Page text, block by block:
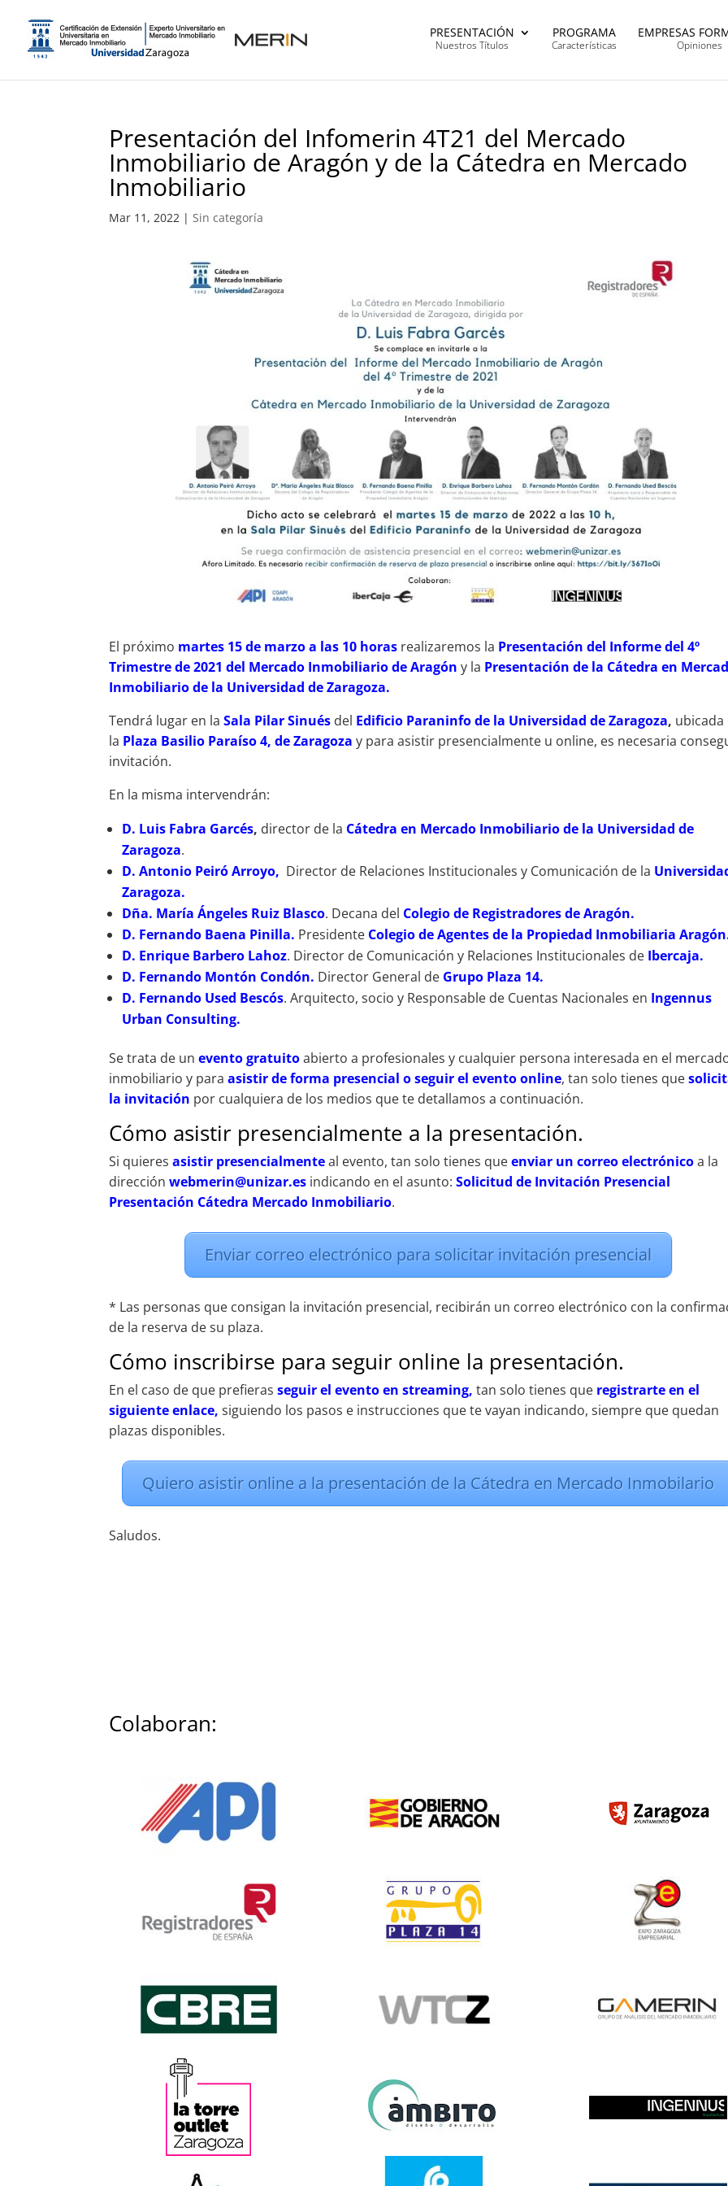
PRESENTACIÓN
Nuestros Títulos
PROGRAMA
Características
EMPRESAS
Opiniones
Presentación del Infomerin 4T21 del Mercado
Inmobiliario de Aragón y de la Cátedra en Mercado
Inmobiliario
Mar 11, 2022 |Sin categoría
El próximo martes 15 de marzo a las 10 horas realizaremos la Presentación del Informe del 4º
Trimestre de 2021 del Mercado Inmobiliario de Aragón y la Presentación de la Cátedra en
Inmobiliario de la Universidad de Zaragoza.
Tendrá lugar en laSala Pilar Sinués del Edificio Paraninfo de la Universidad de Zaragoza, ubicada
la Plaza Basilio Paraíso 4, de Zaragozay para asistir presencialmente u online, es necesaria
invitación.
En la misma intervendrán:
D. Luis Fabra Garcés, director de la Cátedra en Mercado Inmobiliario de la Universidad de
Zaragoza.
D. Antonio Peiró Arroyo, Director de Relaciones Institucionales y Comunicación de la
Zaragoza.
Dña. María Ángeles Ruiz Blasco. Decana del Colegio de Registradores de Aragón.
D. Fernando Baena Pinilla. Presidente Colegio de Agentes de la Propiedad Inmobiliaria
D. Enrique Barbero Lahoz. Director de Comunicación y Relaciones Institucionales de Ibercaja.
D. Fernando Montón Condón. Director General de Grupo Plaza 14.
D. Fernando Used Bescós. Arquitecto, socio y Responsable de Cuentas Nacionales en Ingennus
Urban Consulting.
Se trata de unevento gratuitoabierto a profesionales y cualquier persona interesada en el
inmobiliario y paraasistir de forma presencial o seguir el evento online, tan solo tienes que
la invitación por cualquiera de los medios que te detallamos a continuación.
Cómo asistir presencialmente a la presentación.
Si quieres asistir presencialmente al evento, tan solo tienes queenviar un correo electrónicoa la
direcciónwebmerin@unizar.es indicando en el asunto:Solicitud de Invitación Presencial
Presentación Cátedra Mercado Inmobiliario.
Enviar correo electrónico para solicitar invitación presencial
* Las personas que consigan la invitación presencial, recibirán un correo electrónico con la
de la reserva de su plaza.
Cómo inscribirse para seguir online la presentación.
En el caso de que prefierasseguir el evento en streaming, tan solo tienes que registrarte en el
siguiente enlace, siguiendo los pasos e instrucciones que te vayan indicando, siempre que quedan
plazas disponibles.
Quiero asistir online a la presentación de la Cátedra en Mercado Inmobilario
Saludos.
Colaboran: